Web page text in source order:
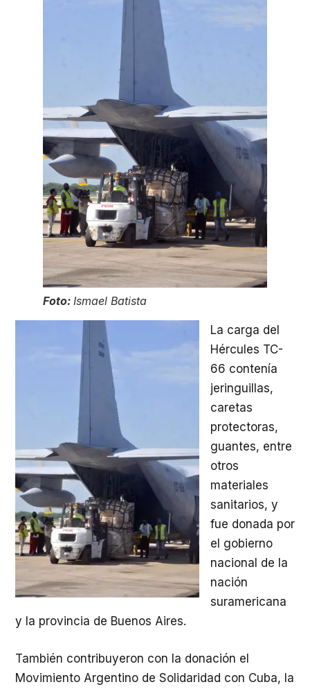
Foto: Ismael Batista
La carga del
Hércules TC-
66 contenía
jeringuillas,
caretas
protectoras,
guantes, entre
otros
materiales
sanitarios, y
fue donada por
el gobierno
nacional de la
nación
suramericana
y la provincia de Buenos Aires.
También contribuyeron con la donación el
Movimiento Argentino de Solidaridad con Cuba, la